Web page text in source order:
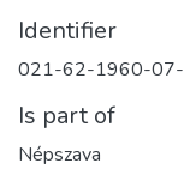
Identifier
021-62-1960-07-
Is part of
Népszava